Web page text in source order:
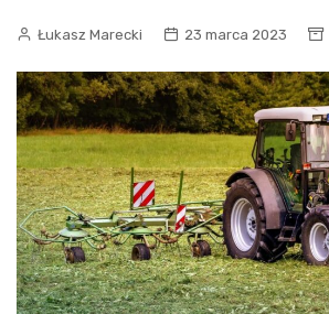
Łukasz Marecki 23 marca 2023